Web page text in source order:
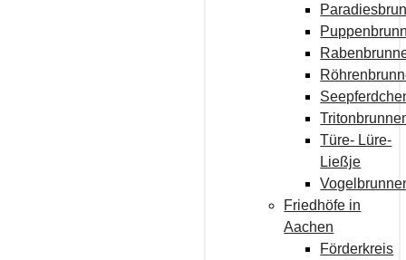
Türe- Lüre-
Ließje
Friedhöfe in
Aachen
Förderkreis